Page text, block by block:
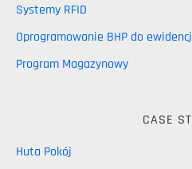
Systemy RFID
Oprogramowanie BHP do
Program Magazynowy
CASE
Huta Pokój